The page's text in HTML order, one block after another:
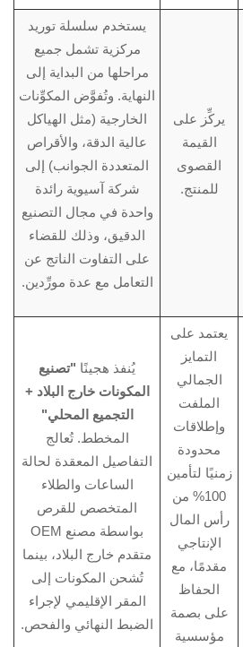
يركِّز على
القيمة
القصوى
للمنتج.
يستخدم سلسلة توريد
مركزية تشمل جميع
مراحلها من البداية إلى
النهاية. وتُفوَّض المكوِّنات
الخارجية (مثل الهياكل
عالية الدقة، والأقراص
المتعددة الجوانب) إلى
شركة آسيوية رائدة
واحدة في مجال التصنيع
الدقيق، وذلك للقضاء
على التفاوت الناتج عن
التعامل مع عدة مورِّدين.
يعتمد على
التمايز
الجمالي
الملفت
وإطلاقات
محدودة
زمنيًا لتأمين
100% من
رأس المال
الإنتاجي
مقدمًا، مع
الحفاظ
على بصمة
مؤسسية
يُنفذ هجينًا "تصنيع
المكونات خارج البلاد +
التجميع المحلي"
المخطط. تُعالج
التفاصيل المعقدة لحالة
الساعات والطلاء
المتخصص للقرص
بواسطة مصنع OEM
متقدم خارج البلاد، بينما
تُشحن المكونات إلى
المقر الإقليمي لإجراء
الضبط النهائي والفحص.